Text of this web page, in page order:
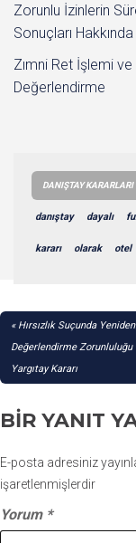
Zorunlu İzinlerin
Sonuçları
Zımni Ret İşlemi ve
Değerlendirme
DANIŞTAY KARARLARI
danıştay dayalı
kararı olarak otel
YAZI
GEZINMESI
Hırsızlık Suçunda Yeniden
Değerlendirme Zorunluluğu
Yargıtay Kararı
BIR YANIT
E-posta adresiniz
işaretlenmişlerdir
Yorum *